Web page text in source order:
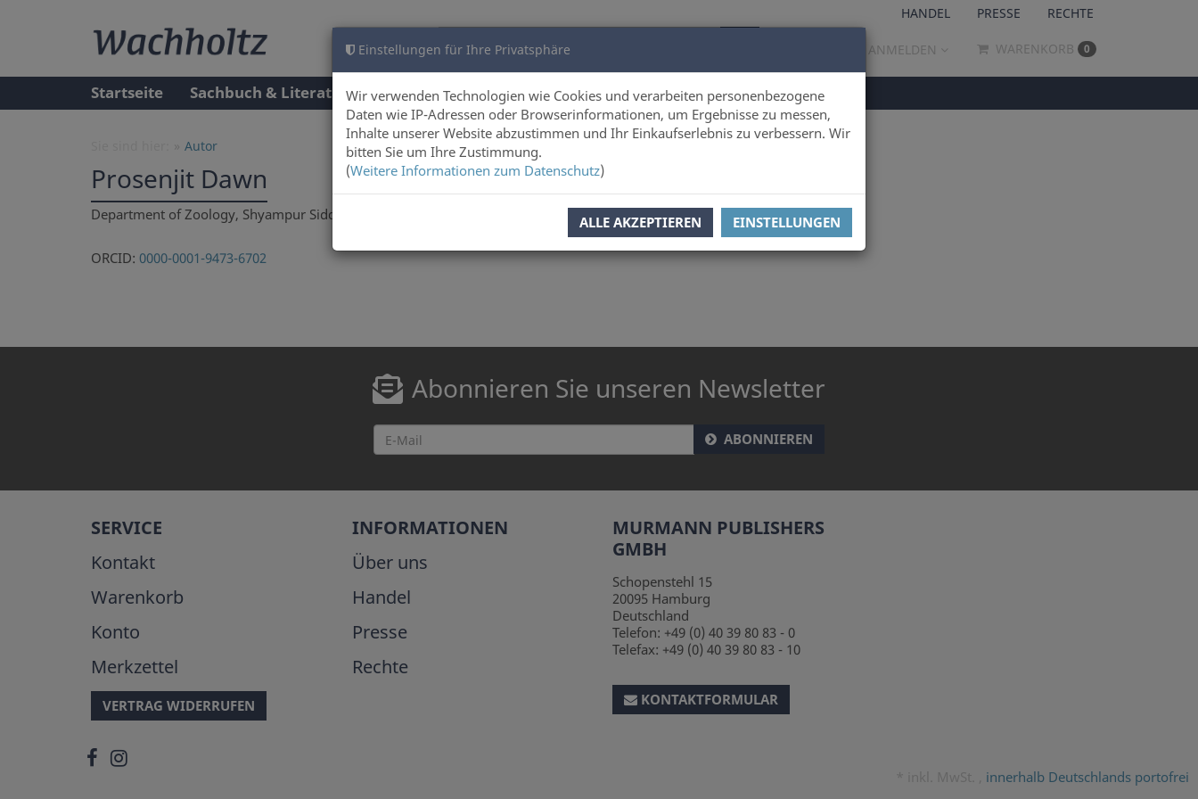
Einstellungen für Ihre Privatsphäre
Wir verwenden Technologien wie Cookies und verarbeiten personenbezogene
Daten wie IP-Adressen oder Browserinformationen, um Ergebnisse zu messen,
Inhalte unserer Website abzustimmen und Ihr Einkaufserlebnis zu verbessern. Wir
bitten Sie um Ihre Zustimmung.
(Weitere Informationen zum Datenschutz)
ALLE AKZEPTIEREN EINSTELLUNGEN
HANDEL PRESSE RECHTE
ANMELDEN WARENKORB 0
Startseite Sachbuch & Literatur Autoren Über uns
Autor
Prosenjit Dawn
Department of Zoology, Shyampur Siddheswari Mahavidyalaya, Ajodhya, Howrah, West Bengal
ORCID: 0000-0001-9473-6702
Abonnieren Sie unseren Newsletter
ABONNIEREN
SERVICE
Kontakt
Warenkorb
Konto
Merkzettel
VERTRAG WIDERRUFEN
INFORMATIONEN
Über uns
Handel
Presse
Rechte
MURMANN PUBLISHERS
GMBH
Schopenstehl 15
20095 Hamburg
Deutschland
Telefon: +49 (0) 40 39 80 83 - 0
Telefax: +49 (0) 40 39 80 83 - 10
KONTAKTFORMULAR
innerhalb Deutschlands portofrei